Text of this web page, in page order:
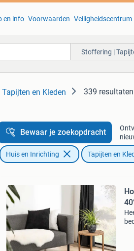
en info Voorwaarden Veiligheidscentrum
Stoffering |
en Kleden 339 resultaten
Bewaar je zoekopdracht
Huis en Inrichting Tapijten en